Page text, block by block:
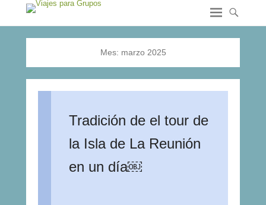
Mes: marzo 2025
Tradición de el tour de
la Isla de La Reunión
en un día￼